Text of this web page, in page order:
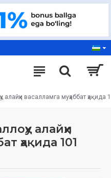
алайҳи васалламга муҳаббат ҳақида
алайҳи
ҳақида 101